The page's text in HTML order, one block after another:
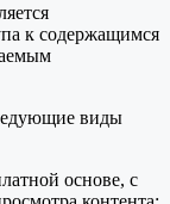
к содержащимся
виды
основе, с